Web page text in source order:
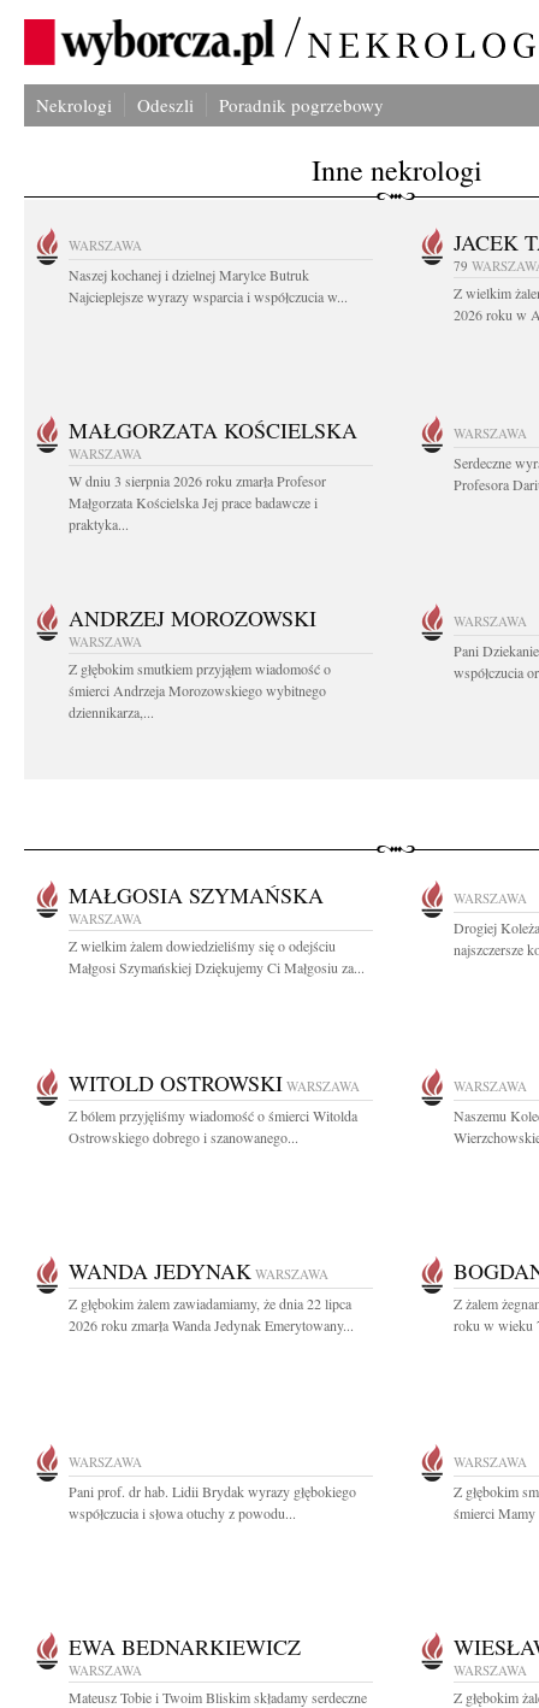
Nekrologi Odeszli Poradnik pogrzebowy
Inne nekrologi
WARSZAWA
Naszej kochanej i dzielnej Marylce Butruk
Najcieplejsze wyrazy wsparcia i współczucia w...
JACEK
79
Z wielkim
2026 roku w
MAŁGORZATA KOŚCIELSKA
WARSZAWA
W dniu 3 sierpnia 2026 roku zmarła Profesor
Małgorzata Kościelska Jej prace badawcze i
praktyka...
WARSZAWA
Serdeczne
Profesora
ANDRZEJ MOROZOWSKI
WARSZAWA
Z głębokim smutkiem przyjąłem wiadomość o
śmierci Andrzeja Morozowskiego wybitnego
dziennikarza,...
WARSZAWA
Pani
współczucia
MAŁGOSIA SZYMAŃSKA
WARSZAWA
Z wielkim żalem dowiedzieliśmy się o odejściu
Małgosi Szymańskiej Dziękujemy Ci Małgosiu za...
WARSZAWA
Drogiej
najszczersze
WITOLD OSTROWSKI WARSZAWA
Z bólem przyjęliśmy wiadomość o śmierci Witolda
Ostrowskiego dobrego i szanowanego...
WARSZAWA
Naszemu
WANDA JEDYNAK WARSZAWA
Z głębokim żalem zawiadamiamy, że dnia 22 lipca
2026 roku zmarła Wanda Jedynak Emerytowany...
Z żalem
roku w wieku
WARSZAWA
Pani prof. dr hab. Lidii Brydak wyrazy głębokiego
współczucia i słowa otuchy z powodu...
WARSZAWA
Z głębokim
śmierci
EWA BEDNARKIEWICZ
WARSZAWA
Mateusz Tobie i Twoim Bliskim składamy serdeczne
WARSZAWA
Z głębokim